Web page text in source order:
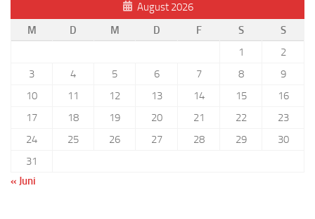
August 2026
M
D M D F S
S
1
2
3
4 5 6 7 8
9
10
11 12 13 14 15
16
17
18 19 20 21 22
23
24
25 26 27 28 29
30
31
« Juni